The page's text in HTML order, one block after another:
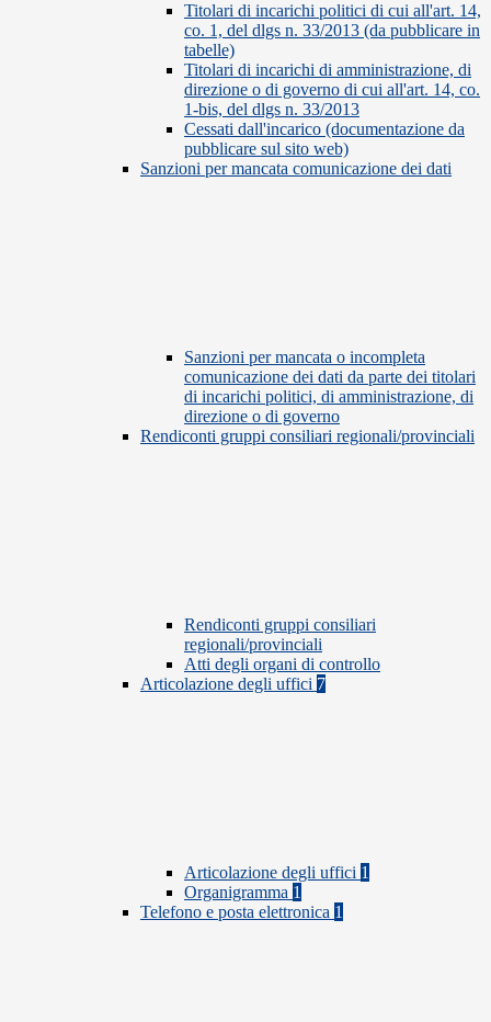
Titolari di incarichi politici di cui all'art. 14,
co. 1, del dlgs n. 33/2013 (da pubblicare in
tabelle)
Titolari di incarichi di amministrazione, di
direzione o di governo di cui all'art. 14, co.
1-bis, del dlgs n. 33/2013
Cessati dall'incarico (documentazione da
pubblicare sul sito web)
Sanzioni per mancata comunicazione dei dati
Sanzioni per mancata o incompleta
comunicazione dei dati da parte dei titolari
di incarichi politici, di amministrazione, di
direzione o di governo
Rendiconti gruppi consiliari regionali/provinciali
Rendiconti gruppi consiliari
regionali/provinciali
Atti degli organi di controllo
Articolazione degli uffici 7
Articolazione degli uffici 1
Organigramma 1
Telefono e posta elettronica 1